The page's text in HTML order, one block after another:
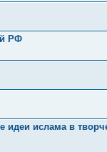
РФ
идеи ислама в